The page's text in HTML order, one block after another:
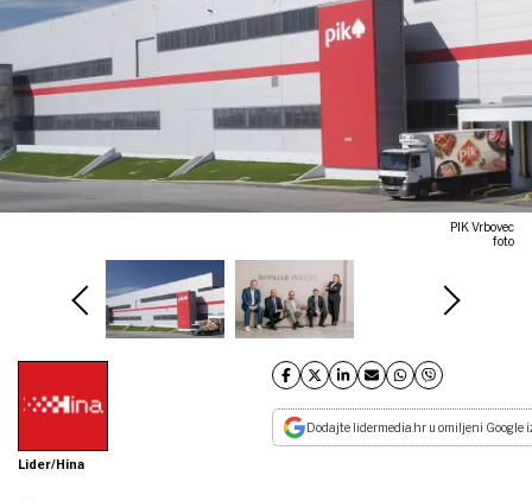
PIK Vrbovec
foto
Lider/Hina
Dodajte lidermedia.hr u omiljeni Google